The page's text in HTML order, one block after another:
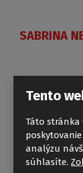
SABRINA
Tento
Táto stránka
analýzu
súhlasíte.